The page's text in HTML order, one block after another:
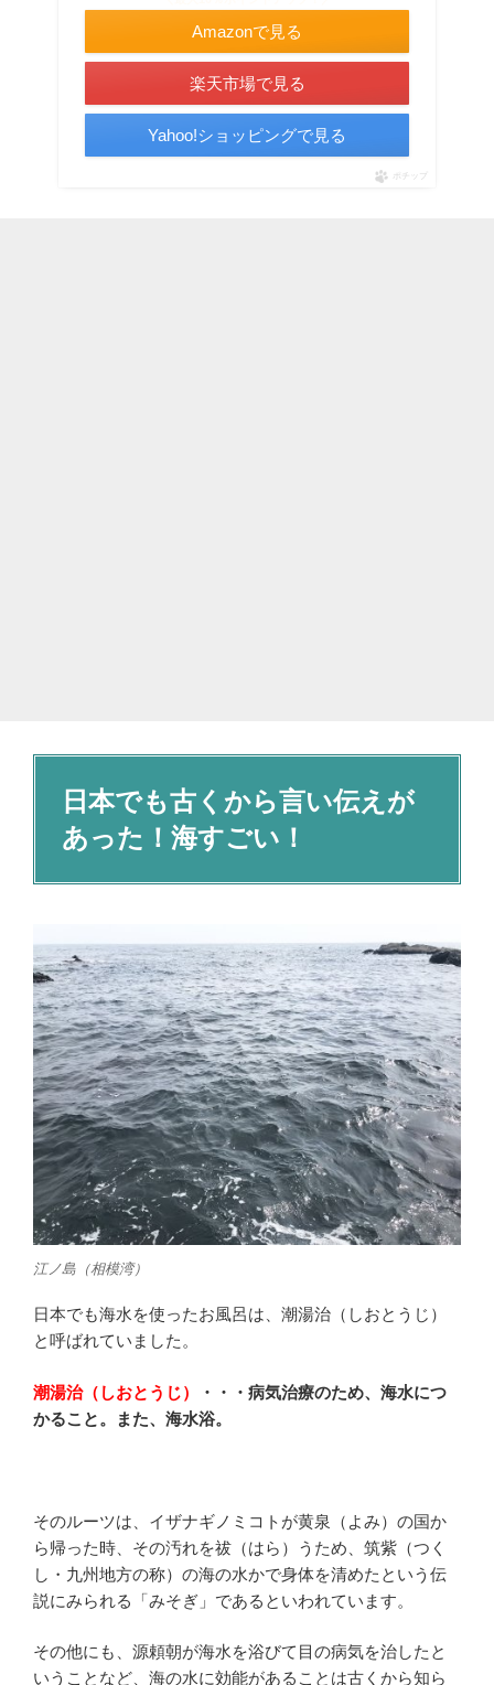
Amazonで見る
楽天市場で見る
Yahoo!ショッピングで見る
ポチップ
日本でも古くから言い伝えが
あった！海すごい！
江ノ島（相模湾）
日本でも海水を使ったお風呂は、潮湯治（しおとうじ）
と呼ばれていました。
潮湯治（しおとうじ）
・・・病気治療のため、海水につ
かること。また、海水浴。
そのルーツは、イザナギノミコトが黄泉（よみ）の国か
ら帰った時、その汚れを祓（はら）うため、筑紫（つく
し・九州地方の称）の海の水かで身体を清めたという伝
説にみられる「みそぎ」であるといわれています。
その他にも、源頼朝が海水を浴びて目の病気を治したと
いうことなど、海の水に効能があることは古くから知ら